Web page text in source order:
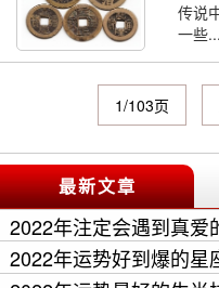
传说
一些
1/103页
最新文章
2022年注定会遇到真爱
2022年运势好到爆的星